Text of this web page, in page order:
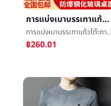
การแบ่งเบาบรรเทาแก้วโต๊ะกาแฟการแบ่งเบาบรรเทาแก้วสก์ท็อปโต๊ะกาแฟโต๊ะกินข้าวที่ราบสูงมีทางขึ้นลาดชันเสื่อโต๊ะการแบ่งเบาบรรเทาแก้วที่ราบสูงมีทางขึ้นลาดชันสก์ท็อปคณะกรรมการ
การแบ่งเบาบรรเทาแก้วโต๊ะกาแฟการแบ่งเบาบรรเทาแก้วสก์ท็อปโต๊ะกาแฟโต๊ะ
฿260.01